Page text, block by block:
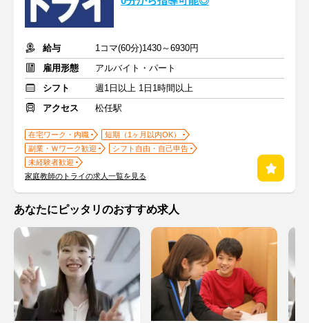
給与
1コマ(60分)1430～6930円
雇用形態
アルバイト・パート
シフト
週1日以上 1日1時間以上
アクセス
松任駅
在宅ワーク・内職
短期（1ヶ月以内OK）
副業・Ｗワーク歓迎
シフト自由・自己申告
未経験者歓迎
家庭教師のトライの求人一覧を見る
あなたにピッタリのおすすめ求人